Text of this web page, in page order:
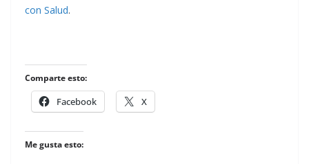
con Salud.
Comparte esto:
Facebook X
Me gusta esto: